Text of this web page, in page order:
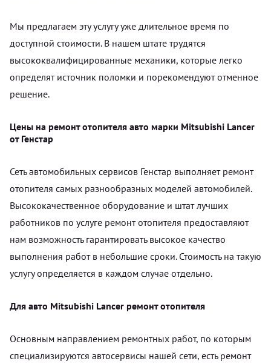
Мы предлагаем эту услугу уже длительное время по
доступной стоимости. В нашем штате трудятся
высококвалифицированные механики, которые легко
определят источник поломки и порекомендуют отменное
решение.
Цены на ремонт отопителя авто марки Mitsubishi Lancer
от Генстар
Сеть автомобильных сервисов Генстар выполняет ремонт
отопителя самых разнообразных моделей автомобилей.
Высококачественное оборудование и штат лучших
работников по услуге ремонт отопителя предоставляют
нам возможность гарантировать высокое качество
выполнения работ в небольшие сроки. Стоимость на такую
услугу определяется в каждом случае отдельно.
Для авто Mitsubishi Lancer ремонт отопителя
Основным направлением ремонтных работ, по которым
специализируются автосервисы нашей сети, есть ремонт